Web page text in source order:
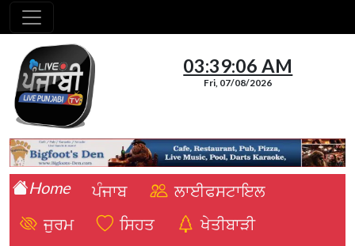
03:39:07 AM
Fri, 07/08/2026
Home ਪੰਜਾਬ
ਲਾਈਫਸਟਾਇਲ
ਜੁਰਮ
ਸਿਹਤ
ਖੇਤੀਬਾੜੀ